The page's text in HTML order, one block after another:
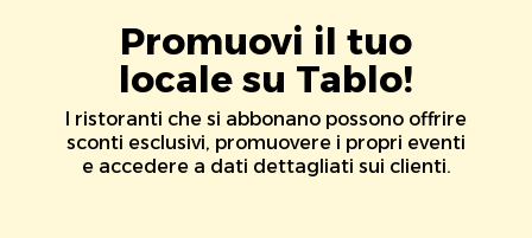
Promuovi il tuo
locale su Tablo!
I ristoranti che si abbonano possono offrire
sconti esclusivi, promuovere i propri eventi
e accedere a dati dettagliati sui clienti.